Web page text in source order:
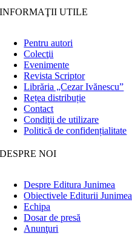
INFORMAŢII UTILE
Pentru autori
Colecţii
Evenimente
Revista Scriptor
Librăria „Cezar Ivănescu”
Rețea distribuție
Contact
Condiţii de utilizare
Politică de confidențialitate
DESPRE NOI
Despre Editura Junimea
Obiectivele Editurii Junimea
Echipa
Dosar de presă
Anunţuri